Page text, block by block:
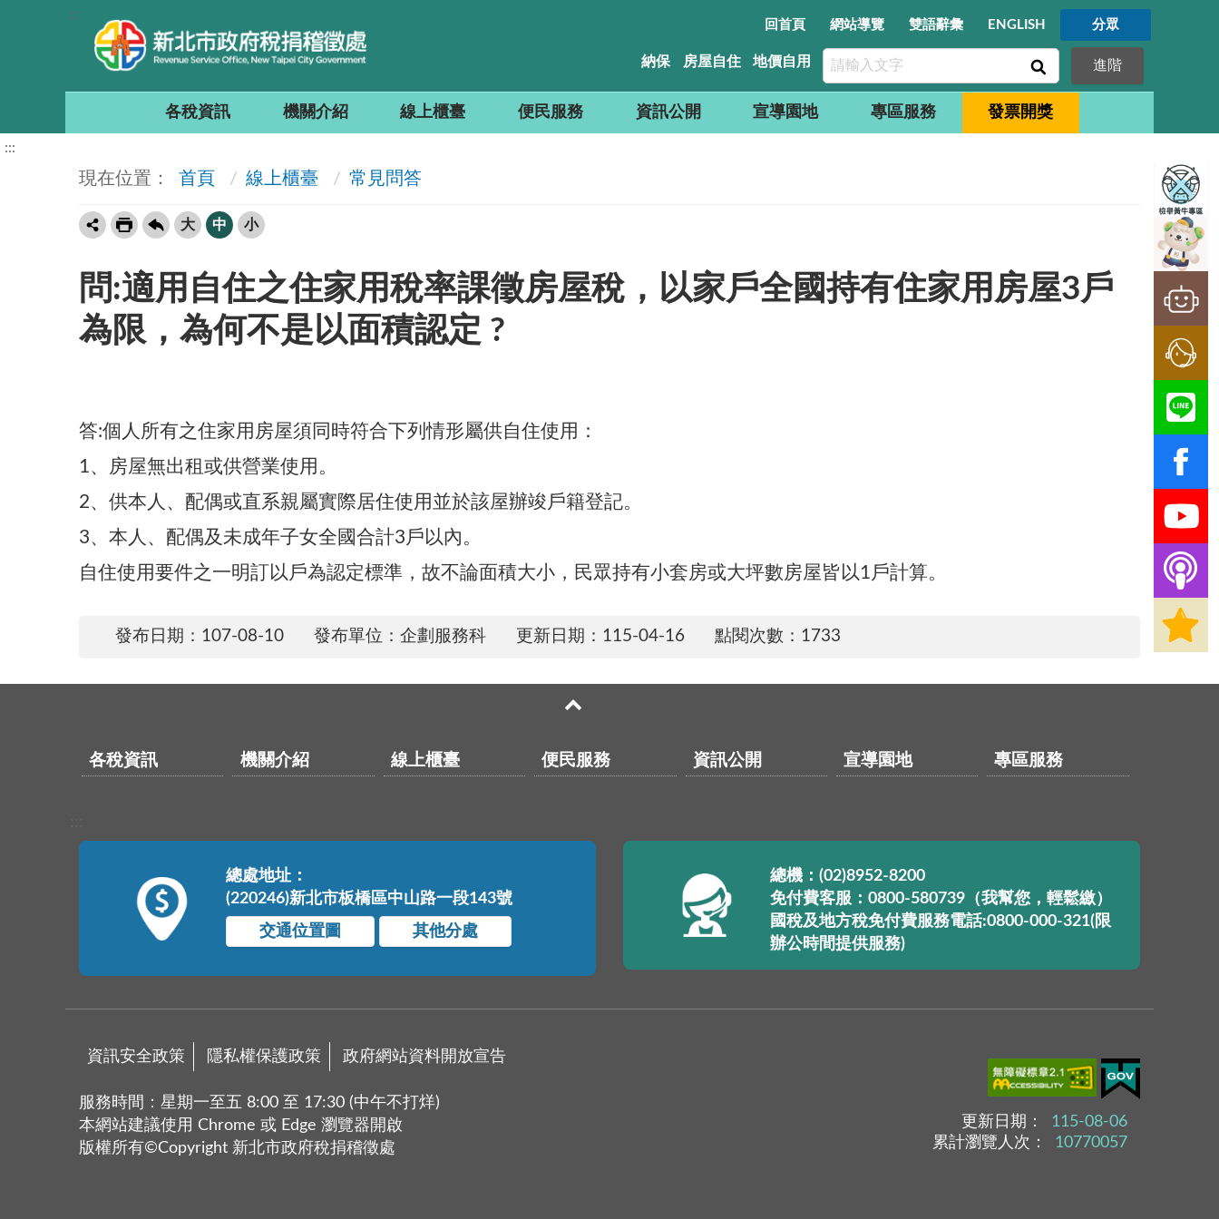
回首頁 網站導覽 雙語辭彙 ENGLISH 分眾
:::
納保 房屋自住 地價自用 進階
各稅資訊 機關介紹 線上櫃臺 便民服務 資訊公開 宣導園地 專區服務 發票開獎
:::
首頁 線上櫃臺 常見問答
大 中 小
問:適用自住之住家用稅率課徵房屋稅，以家戶全國持有住家用房屋3戶
為限，為何不是以面積認定 ?
答:個人所有之住家用房屋須同時符合下列情形屬供自住使用：
1、房屋無出租或供營業使用。
2、供本人、配偶或直系親屬實際居住使用並於該屋辦竣戶籍登記。
3、本人、配偶及未成年子女全國合計3戶以內。
自住使用要件之一明訂以戶為認定標準，故不論面積大小，民眾持有小套房或大坪數房屋皆以1戶計算。
發布日期： 107-08-10 發布單位：企劃服務科 更新日期： 115-04-16 點閱次數：1733
各稅資訊 機關介紹 線上櫃臺 便民服務 資訊公開 宣導園地 專區服務
總處地址：
(220246)新北市板橋區中山路一段143號
交通位置圖
其他分處
總機：(02)8952-8200
免付費客服：0800-580739（我幫您，輕鬆繳）
國稅及地方稅免付費服務電話:0800-000-321(限
辦公時間提供服務)
資訊安全政策 隱私權保護政策 政府網站資料開放宣告
服務時間：星期一至五 8:00 至 17:30 (中午不打烊)
本網站建議使用 Chrome 或 Edge 瀏覽器開啟
版權所有©Copyright 新北市政府稅捐稽徵處
更新日期：
115-08-06
累計瀏覽人次：
10770057